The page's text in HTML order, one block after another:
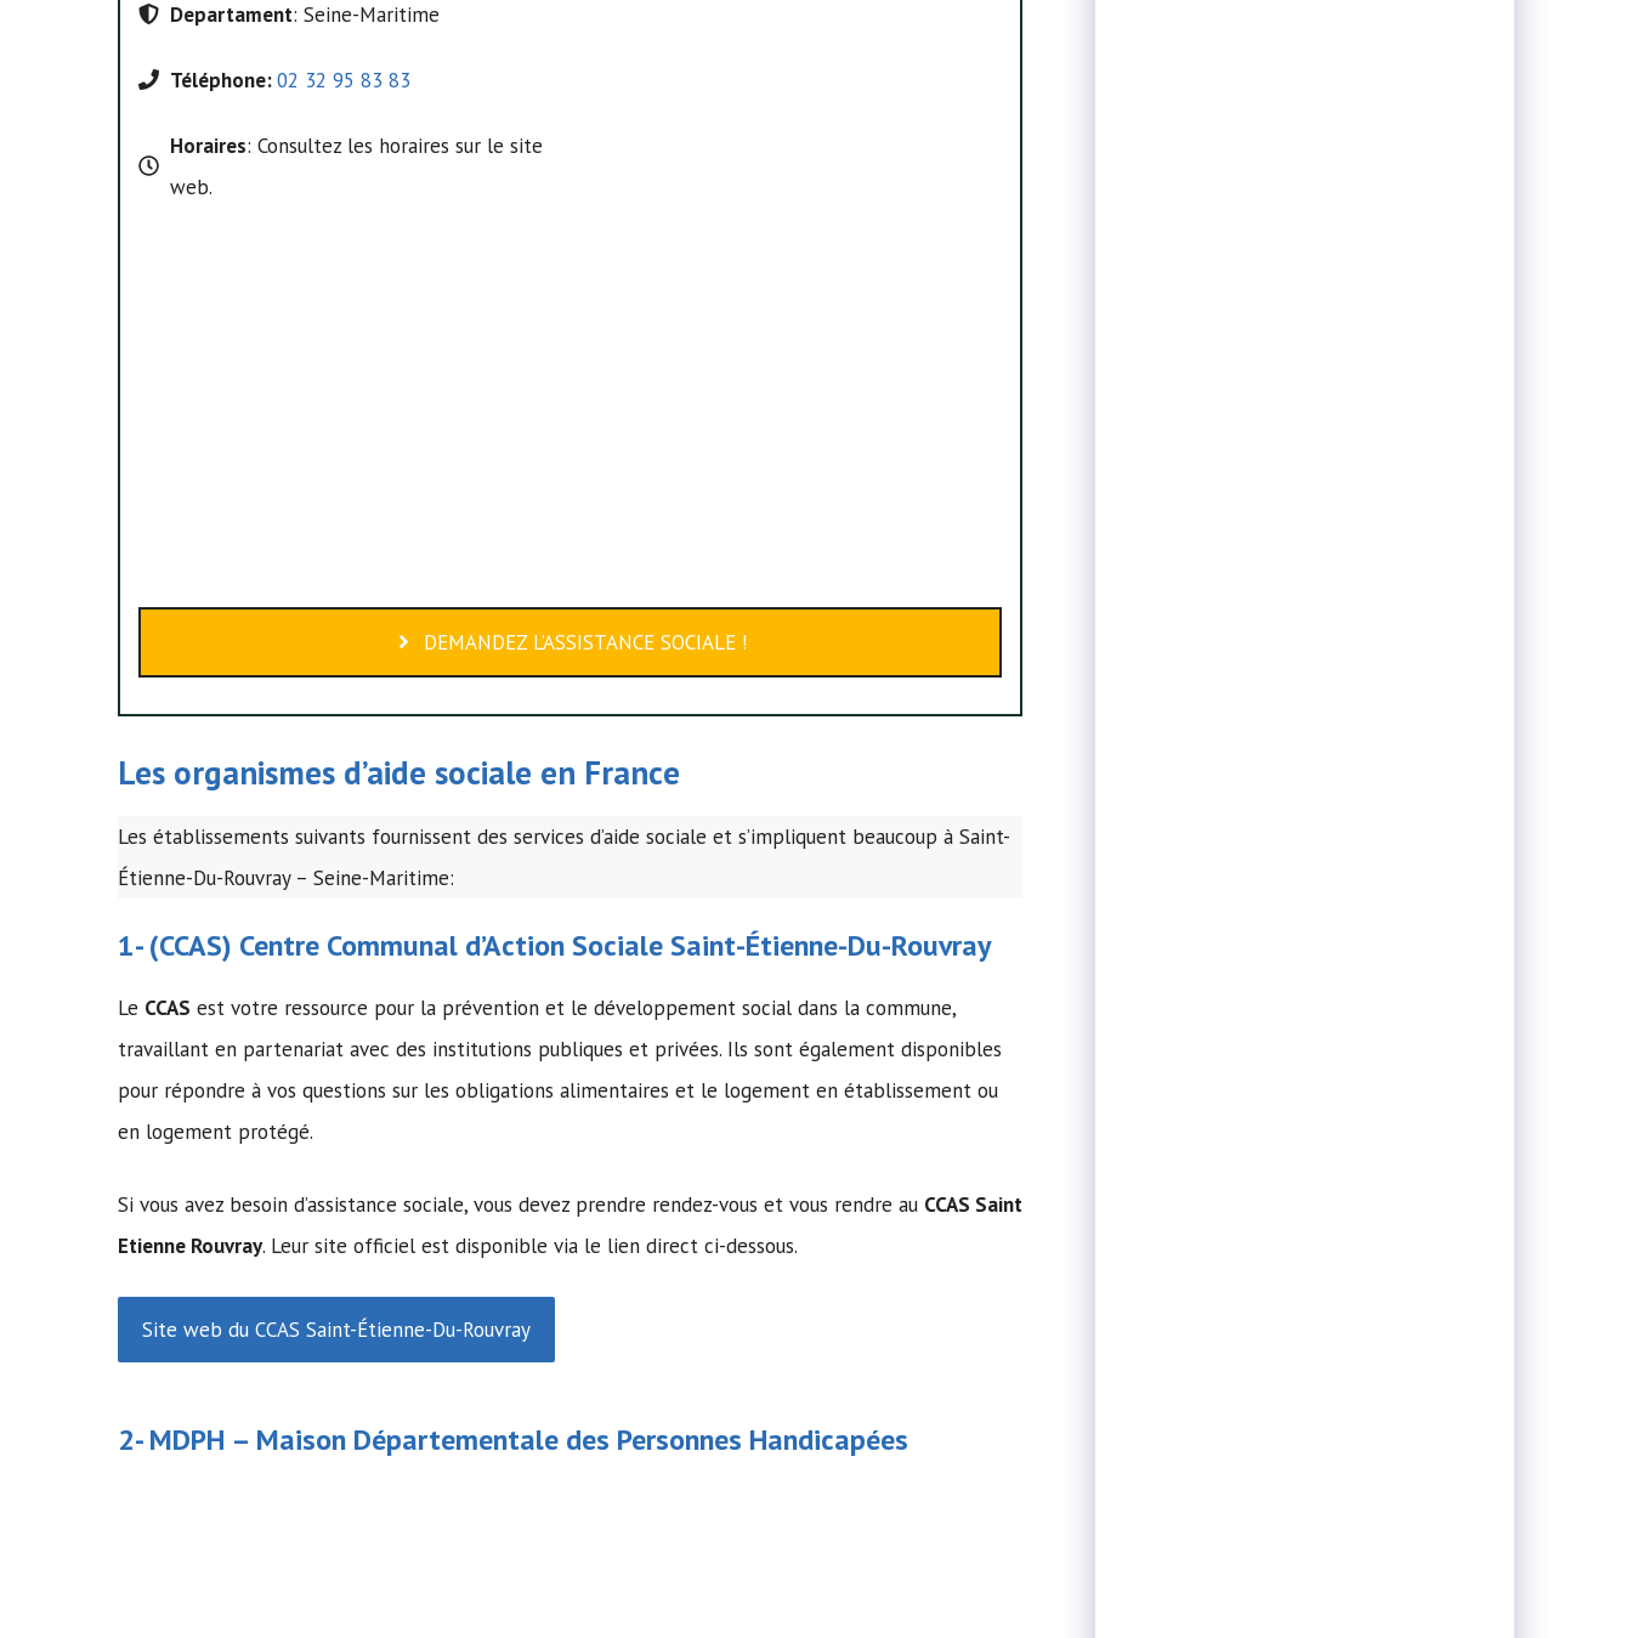
Departament: Seine-Maritime
Téléphone:02 32 95 83 83
Horaires: Consultez les horaires sur le site
web.
DEMANDEZ L’ASSISTANCE SOCIALE !
Les organismes d’aide sociale en France
Les établissements suivants fournissent des services d’aide sociale et s’impliquent beaucoup à Saint-
Étienne-Du-Rouvray – Seine-Maritime:
1- (CCAS) Centre Communal d’Action SocialeSaint-Étienne-Du-Rouvray
Le CCAS est votre ressource pour la prévention et le développement social dans la commune,
travaillant en partenariat avec des institutions publiques et privées. Ils sont également disponibles
pour répondre à vos questions sur les obligations alimentaires et le logement en établissement ou
en logement protégé.
Si vous avez besoin d’assistance sociale, vous devez prendre rendez-vous et vous rendre au CCAS Saint
Etienne Rouvray. Leur site officiel est disponible via le lien direct ci-dessous.
Site web du CCAS Saint-Étienne-Du-Rouvray
2- MDPH – Maison Départementale des Personnes Handicapées